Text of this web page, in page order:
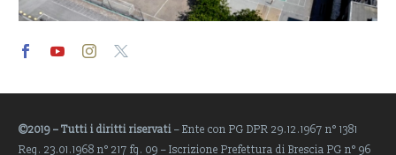
Player
©2019 – Tutti i diritti riservati – Ente con PG DPR 29.12.1967 n° 1381
Reg. 23.01.1968 n° 217 fg. 09 – Iscrizione Prefettura di Brescia PG n° 96